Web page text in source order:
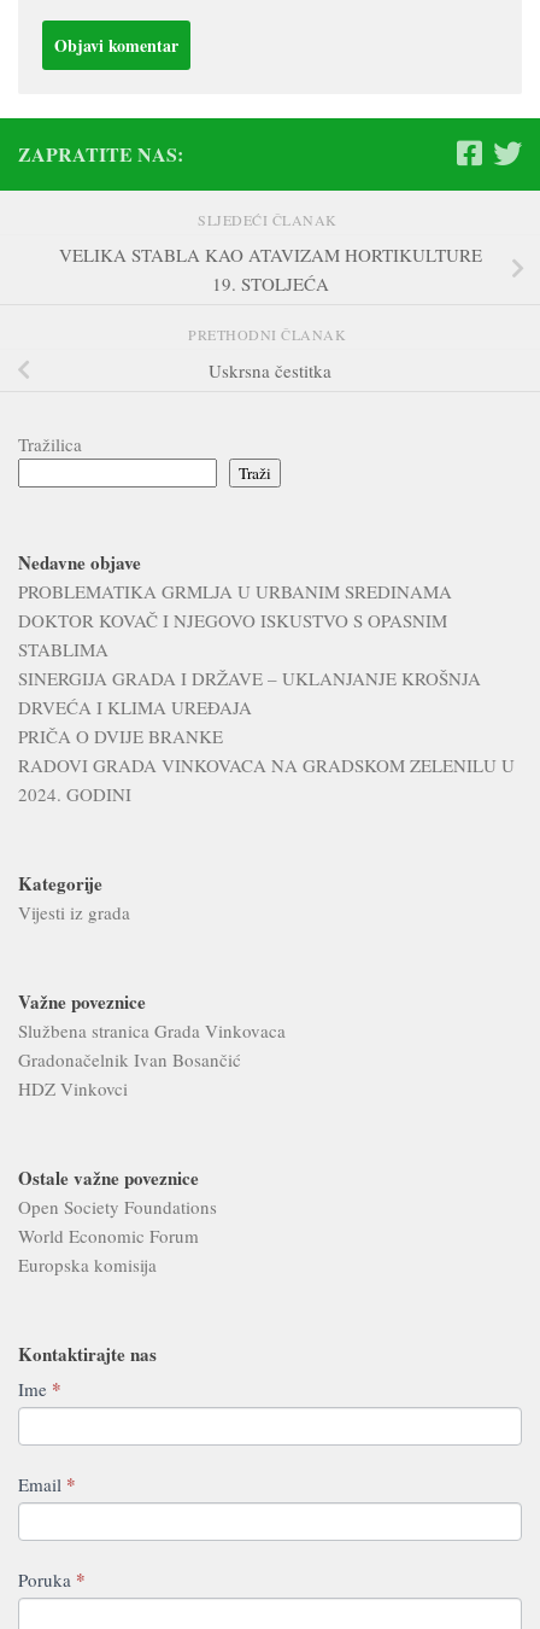
ZAPRATITE NAS:
SLJEDEĆI ČLANAK
VELIKA STABLA KAO ATAVIZAM HORTIKULTURE
19. STOLJEĆA
PRETHODNI ČLANAK
Uskrsna čestitka
Tražilica
Traži
Nedavne objave
PROBLEMATIKA GRMLJA U URBANIM SREDINAMA
DOKTOR KOVAČ I NJEGOVO ISKUSTVO S OPASNIM
STABLIMA
SINERGIJA GRADA I DRŽAVE – UKLANJANJE KROŠNJA
DRVEĆA I KLIMA UREĐAJA
PRIČA O DVIJE BRANKE
RADOVI GRADA VINKOVACA NA GRADSKOM ZELENILU U
2024. GODINI
Kategorije
Vijesti iz grada
Važne poveznice
Službena stranica Grada Vinkovaca
Gradonačelnik Ivan Bosančić
HDZ Vinkovci
Ostale važne poveznice
Open Society Foundations
World Economic Forum
Europska komisija
Kontaktirajte nas
Contact
Us
Ime *
Email *
Poruka *
If
you
are
human,
leave
this
blank.